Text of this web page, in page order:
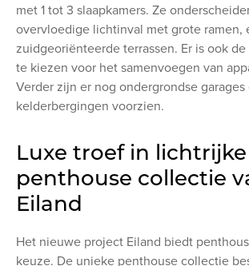
met 1 tot 3 slaapkamers. Ze
overvloedige lichtinval met grote ramen,
zuidgeoriënteerde terrassen. Er is ook
te kiezen voor het samenvoegen van
Verder zijn er nog ondergrondse garages
kelderbergingen voorzien.
Luxe troef in lichtrijke
penthouse collectie
Eiland
Het nieuwe project Eiland biedt
keuze. De unieke penthouse collectie